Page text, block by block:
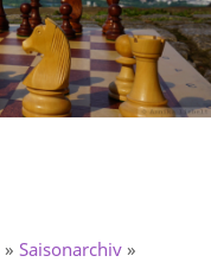
» Saisonarchiv »